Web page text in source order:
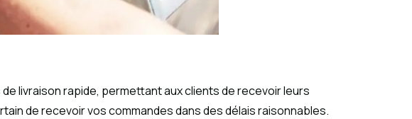
livraison rapide, permettant aux clients de recevoir leurs
de recevoir vos commandes dans des délais raisonnables.